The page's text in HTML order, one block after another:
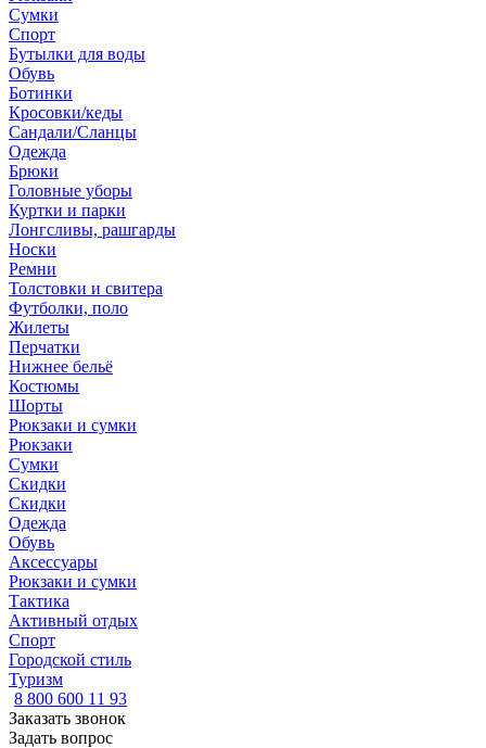
Сумки
Спорт
Бутылки для воды
Обувь
Ботинки
Кросовки/кеды
Сандали/Сланцы
Одежда
Брюки
Головные уборы
Куртки и парки
Лонгсливы, рашгарды
Носки
Ремни
Толстовки и свитера
Футболки, поло
Жилеты
Перчатки
Нижнее бельё
Костюмы
Шорты
Рюкзаки и сумки
Рюкзаки
Сумки
Скидки
Скидки
Одежда
Обувь
Аксессуары
Рюкзаки и сумки
Тактика
Активный отдых
Спорт
Городской стиль
Туризм
8 800 600 11 93
Заказать звонок
Задать вопрос